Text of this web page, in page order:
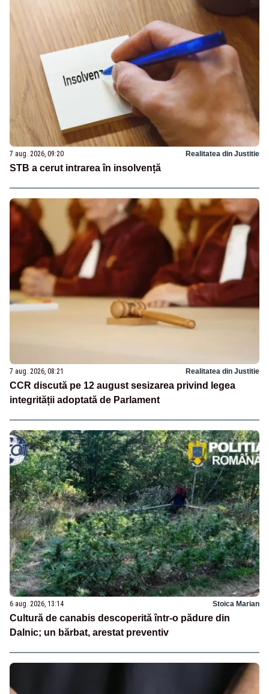
7 aug. 2026, 09:20 Realitatea din Justitie
STB a cerut intrarea în insolvență
7 aug. 2026, 08:21 Realitatea din Justitie
CCR discută pe 12 august sesizarea privind legea
integrității adoptată de Parlament
6 aug. 2026, 13:14 Stoica Marian
Cultură de canabis descoperită într-o pădure din
Dalnic; un bărbat, arestat preventiv